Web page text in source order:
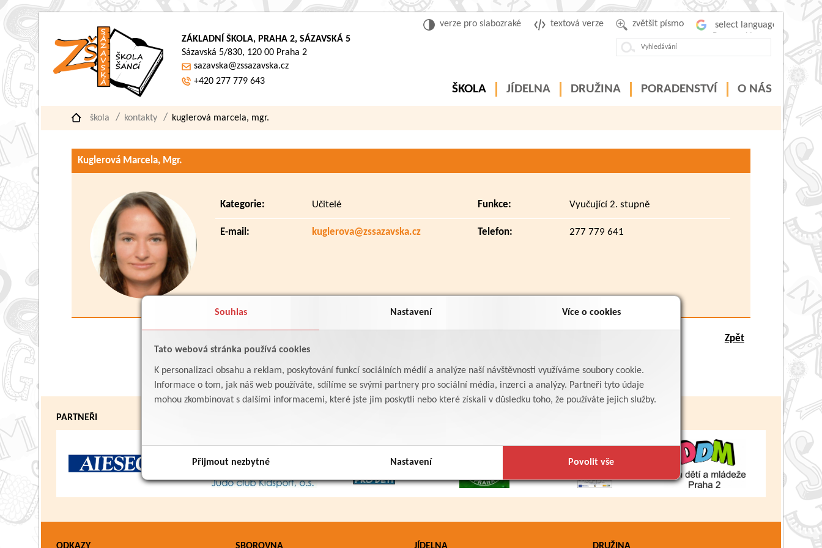
Souhlas Nastavení Více o cookies
Tato webová stránka používá cookies
K personalizaci obsahu a reklam, poskytování funkcí sociálních médií a analýze naší návštěvnosti využíváme soubory cookie.
Informace o tom, jak náš web používáte, sdílíme se svými partnery pro sociální média, inzerci a analýzy. Partneři tyto údaje
mohou zkombinovat s dalšími informacemi, které jste jim poskytli nebo které získali v důsledku toho, že používáte jejich služby.
Přijmout nezbytné Nastavení Povolit vše
zvětšit písmo
textová verze
verze pro slabozraké
ZÁKLADNÍ ŠKOLA, PRAHA 2, SÁZAVSKÁ 5
Sázavská 5/830, 120 00 Praha 2
sazavska@zssazavska.cz
+420 277 779 643
ŠKOLA JÍDELNA DRUŽINA PORADENSTVÍ O NÁS
škola kontakty kuglerová marcela, mgr.
Kuglerová Marcela, Mgr.
Kategorie: Učitelé Funkce: Vyučující 2. stupně
E-mail: kuglerova@zssazavska.cz Telefon: 277 779 641
Zpět
PARTNEŘI